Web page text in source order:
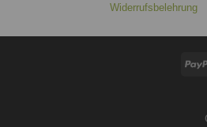
Widerrufsbelehrung